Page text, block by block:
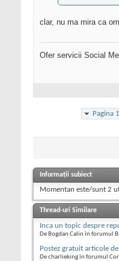
clar, nu ma mira ca
Ofer servicii Social
Pagina
Informații subiect
Momentan este/sunt 2
Thread-uri Similare
Inca un topic despre
De Bogdan Calin în forumul
Postez gratuit articole
De charlieking în forumul